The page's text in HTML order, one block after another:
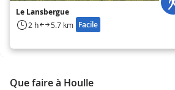
Le Lansbergue
2 h 5.7 km Facile
Que faire à Houlle